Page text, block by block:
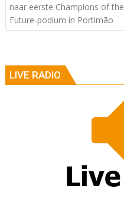
naar eerste Champions of the
Future-podium in Portimão
LIVE RADIO